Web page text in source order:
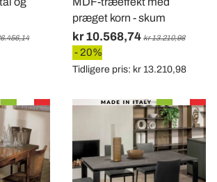
præget korn - skum
kr 10.568,74 kr 13.210,98
- 20%
Tidligere pris: kr 13.210,98